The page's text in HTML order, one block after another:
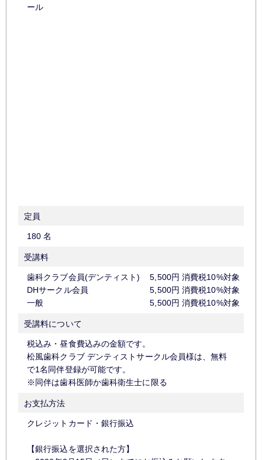
ール
定員
180 名
受講料
歯科クラブ会員(デンティスト)
5,500円 消費税10%対象
DHサークル会員
5,500円 消費税10%対象
一般
5,500円 消費税10%対象
受講料について
税込み・昼食費込みの金額です。
松風歯科クラブ デンティストサークル会員様は、無料
で1名同伴登録が可能です。
※同伴は歯科医師か歯科衛生士に限る
お支払方法
クレジットカード・銀行振込
【銀行振込を選択された方】